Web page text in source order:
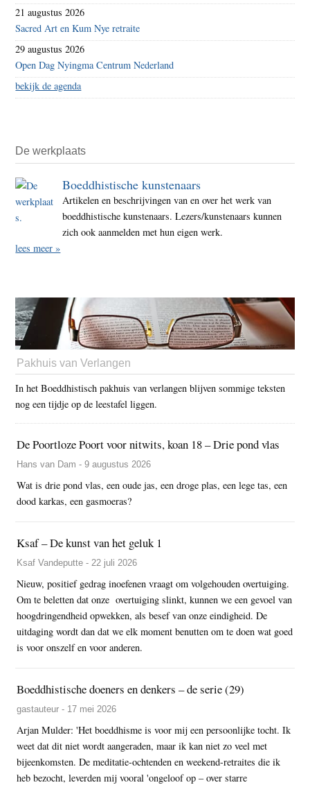
21 augustus 2026
Sacred Art en Kum Nye retraite
29 augustus 2026
Open Dag Nyingma Centrum Nederland
bekijk de agenda
De werkplaats
Boeddhistische kunstenaars
Artikelen en beschrijvingen van en over het werk van
boeddhistische kunstenaars. Lezers/kunstenaars kunnen
zich ook aanmelden met hun eigen werk.
lees meer »
Pakhuis van Verlangen
In het Boeddhistisch pakhuis van verlangen blijven sommige teksten
nog een tijdje op de leestafel liggen.
De Poortloze Poort voor nitwits, koan 18 – Drie pond vlas
Hans van Dam - 9 augustus 2026
Wat is drie pond vlas, een oude jas, een droge plas, een lege tas, een
dood karkas, een gasmoeras?
Ksaf – De kunst van het geluk 1
Ksaf Vandeputte - 22 juli 2026
Nieuw, positief gedrag inoefenen vraagt om volgehouden overtuiging.
Om te beletten dat onze overtuiging slinkt, kunnen we een gevoel van
hoogdringendheid opwekken, als besef van onze eindigheid. De
uitdaging wordt dan dat we elk moment benutten om te doen wat goed
is voor onszelf en voor anderen.
Boeddhistische doeners en denkers – de serie (29)
gastauteur - 17 mei 2026
Arjan Mulder: 'Het boeddhisme is voor mij een persoonlijke tocht. Ik
weet dat dit niet wordt aangeraden, maar ik kan niet zo veel met
bijeenkomsten. De meditatie-ochtenden en weekend-retraites die ik
heb bezocht, leverden mij vooral 'ongeloof op – over starre